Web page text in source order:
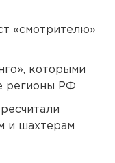
«смотрителю»
которыми
регионы РФ
и шахтерам